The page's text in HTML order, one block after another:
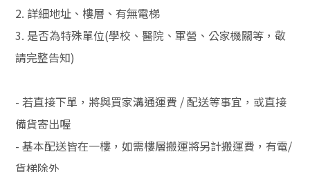
2. 詳細地址、樓層、有無電梯
3. 是否為特殊單位(學校、醫院、軍營、公家機關等，敬
請完整告知)
- 若直接下單，將與買家溝通運費 / 配送等事宜，或直接
備貨寄出喔
- 基本配送皆在一樓，如需樓層搬運將另計搬運費，有電/
貨梯除外